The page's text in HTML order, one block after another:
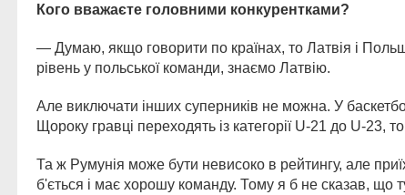
Кого вважаєте головними конкурентками?
— Думаю, якщо говорити по країнах, то Латвія і
рівень у польської команди, знаємо Латвію.
Але виключати інших суперників не можна. У
Щороку гравці переходять із категорії U-21 до U-23,
Та ж Румунія може бути невисоко в рейтингу, але
б'ється і має хорошу команду. Тому я б не сказав, що